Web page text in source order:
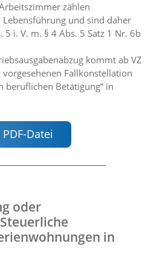
zählen
und sind daher
5 i. V. m. § 4 Abs. 5 Satz 1 Nr. 6b
kommt ab VZ
Fallkonstellation
beruflichen Betätigung“ in
Datei
oder
in